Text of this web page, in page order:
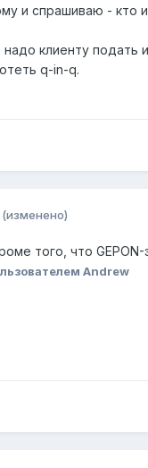
и спрашиваю - кто
клиенту
q-in-q.
(изменено)
того, что
Andrеw